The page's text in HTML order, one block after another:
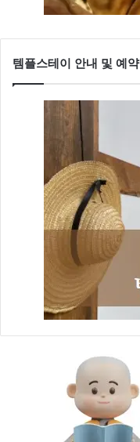
템플스테이 안내 및 예약